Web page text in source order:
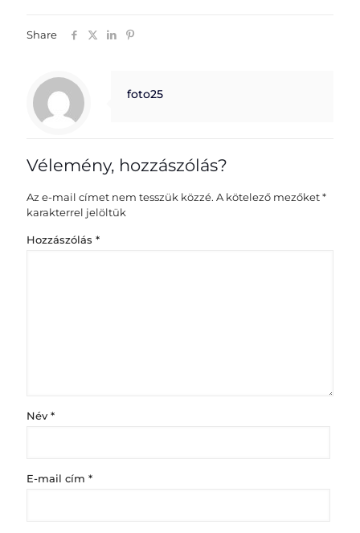
Share
foto25
Vélemény, hozzászólás?
Az e-mail címet nem tesszük közzé. A kötelező mezőket*
karakterrel jelöltük
Hozzászólás *
Név *
E-mail cím *